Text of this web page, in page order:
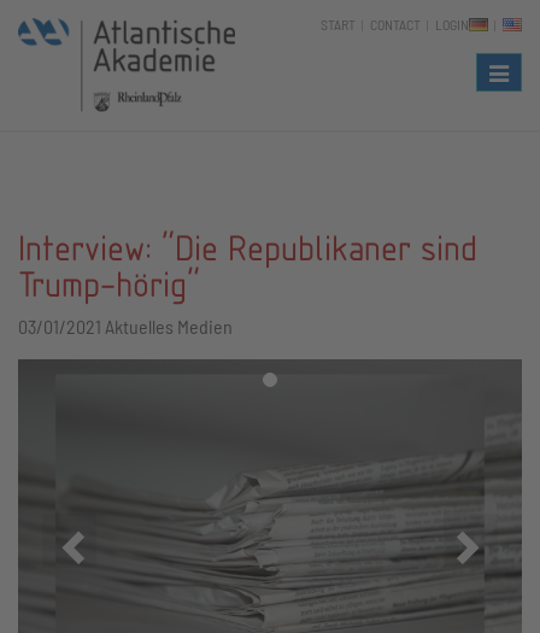
START CONTACT LOGIN
Interview: "Die Republikaner sind
Trump-hörig"
03/01/2021 Aktuelles Medien
Zurück Vor